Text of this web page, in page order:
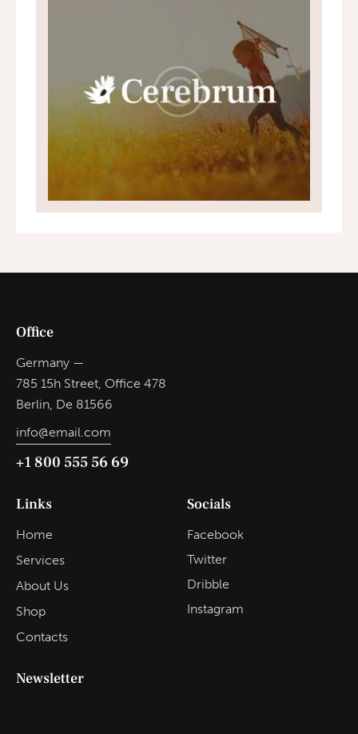
Office
Germany —
785 15h Street, Office 478
Berlin, De 81566
info@email.com
+1 800 555 56 69
Links
Home
Services
About Us
Shop
Contacts
Socials
Facebook
Twitter
Dribble
Instagram
Newsletter